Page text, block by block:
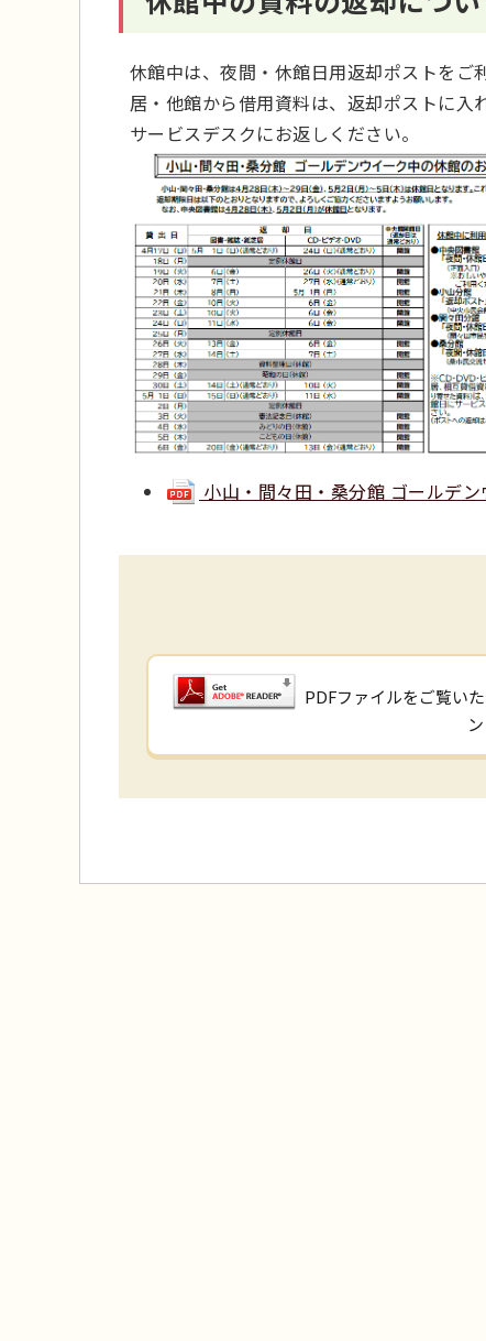
休館中は、夜間・休館日用返却ポストをご
居・他館から借用資料は、返却ポストに
サービスデスクにお返しください。
小山・間々田・桑分館 ゴールデ
PDFファイルをご覧い